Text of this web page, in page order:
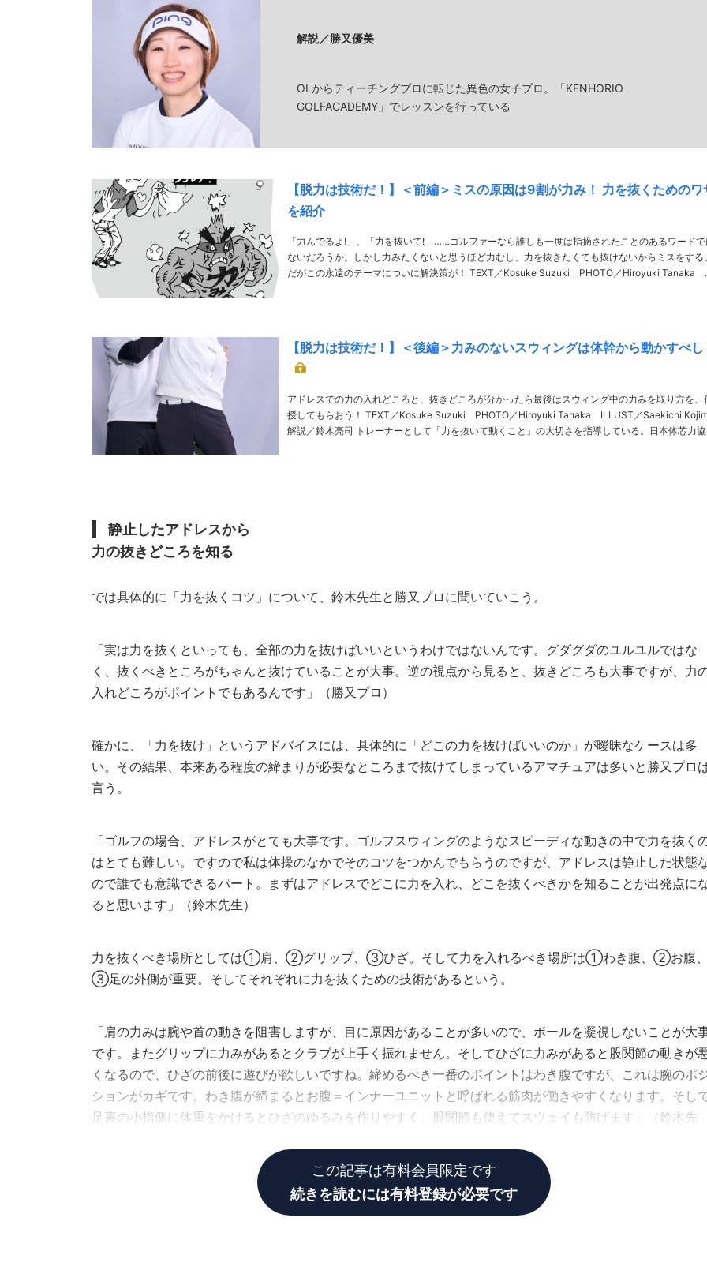
解説／勝又優美
OLからティーチングプロに転じた異色の女子プロ。「KENHORIO
GOLFACADEMY」でレッスンを行っている
【脱力は技術だ！】＜前編＞ミスの原因は9割が力み！ 力を抜くためのワ
を紹介
「力んでるよ!」、「力を抜いて!」……ゴルファーなら誰しも一度は指摘されたことのあるワードで
ないだろうか。しかし力みたくないと思うほど力むし、力を抜きたくても抜けないからミスをする
だがこの永遠のテーマについに解決策が！ TEXT／Kosuke Suzuki PHOTO／Hiroyuki Tanaka
【脱力は技術だ！】＜後編＞力みのないスウィングは体幹から動かすべし
アドレスでの力の入れどころと、抜きどころが分かったら最後はスウィング中の力みを取り方を、
授してもらおう！ TEXT／Kosuke Suzuki PHOTO／Hiroyuki Tanaka ILLUST／Saekichi Kojima
解説／鈴木亮司 トレーナーとして「力を抜いて動くこと」の大切さを指導している。日本体芯力協会
静止したアドレスから
力の抜きどころを知る
では具体的に「力を抜くコツ」について、鈴木先生と勝又プロに聞いていこう。
「実は力を抜くといっても、全部の力を抜けばいいというわけではないんです。グダグダのユルユルではな
く、抜くべきところがちゃんと抜けていることが大事。逆の視点から見ると、抜きどころも大事ですが、力
入れどころがポイントでもあるんです」（勝又プロ）
確かに、「力を抜け」というアドバイスには、具体的に「どこの力を抜けばいいのか」が曖昧なケースは多
い。その結果、本来ある程度の締まりが必要なところまで抜けてしまっているアマチュアは多いと勝又プロ
言う。
「ゴルフの場合、アドレスがとても大事です。ゴルフスウィングのようなスピーディな動きの中で力を抜く
はとても難しい。ですので私は体操のなかでそのコツをつかんでもらうのですが、アドレスは静止した状態
ので誰でも意識できるパート。まずはアドレスでどこに力を入れ、どこを抜くべきかを知ることが出発点に
ると思います」（鈴木先生）
力を抜くべき場所としては①肩、②グリップ、③ひざ。そして力を入れるべき場所は①わき腹、②お腹
③足の外側が重要。そしてそれぞれに力を抜くための技術があるという。
「肩の力みは腕や首の動きを阻害しますが、目に原因があることが多いので、ボールを凝視しないことが大
です。またグリップに力みがあるとクラブが上手く振れません。そしてひざに力みがあると股関節の動きが
くなるので、ひざの前後に遊びが欲しいですね。締めるべき一番のポイントはわき腹ですが、これは腕のポ
ションがカギです。わき腹が締まるとお腹＝インナーユニットと呼ばれる筋肉が働きやすくなります。そし
足裏の小指側に体重をかけるとひざのゆるみを作りやすく、股関節も使えてスウェイも防げます」（鈴木先
この記事は有料会員限定です
続きを読むには有料登録が必要です